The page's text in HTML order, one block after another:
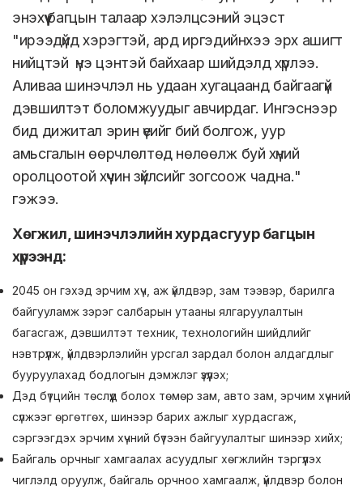
энэхүү багцын талаар хэлэлцсэний эцэст
"ирээдүйд хэрэгтэй, ард иргэдийнхээ эрх ашигт
нийцтэй үнэ цэнтэй байхаар шийдэлд хүрлээ.
Аливаа шинэчлэл нь удаан хугацаанд байгаагүй
дэвшилтэт боломжуудыг авчирдаг. Ингэснээр
бид дижитал эрин үеийг бий болгож, уур
амьсгалын өөрчлөлтөд нөлөөлж буй хүний
оролцоотой хүчин зүйлсийг зогсоож чадна."
гэжээ.
Хөгжил, шинэчлэлийн хурдасгуур багцын
хүрээнд:
2045 он гэхэд эрчим хүч, аж үйлдвэр, зам тээвэр, барилга
байгууламж зэрэг салбарын утааны ялгаруулалтын
багасгаж, дэвшилтэт техник, технологийн шийдлийг
нэвтрүүлж, үйлдвэрлэлийн урсгал зардал болон алдагдлыг
бууруулахад бодлогын дэмжлэг үзүүлэх;
Дэд бүтцийн төслүүд болох төмөр зам, авто зам, эрчим хүчний
сүлжээг өргөтгөх, шинээр барих ажлыг хурдасгаж,
сэргээгдэх эрчим хүчний бүтээн байгуулалтыг шинээр хийх;
Байгаль орчныг хамгаалах асуудлыг хөгжлийн тэргүүлэх
чиглэлд оруулж, байгаль орчноо хамгаалж, үйлдвэр болон